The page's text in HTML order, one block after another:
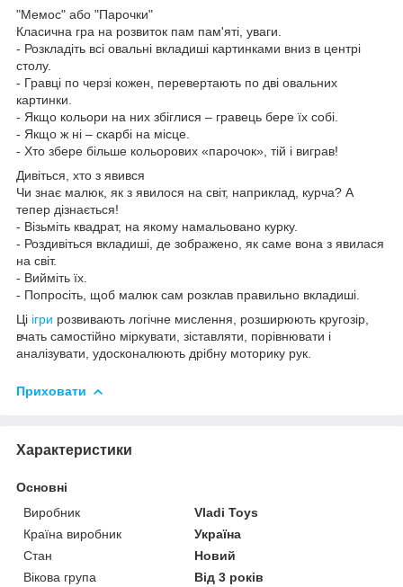
"Мемос" або "Парочки"
Класична гра на розвиток пам пам'яті, уваги.
- Розкладіть всі овальні вкладиші картинками вниз в центрі
столу.
- Гравці по черзі кожен, перевертають по дві овальних
картинки.
- Якщо кольори на них збіглися – гравець бере їх собі.
- Якщо ж ні – скарбі на місце.
- Хто збере більше кольорових «парочок», тій і виграв!
Дивіться, хто з явився
Чи знає малюк, як з явилося на світ, наприклад, курча? А
тепер дізнається!
- Візьміть квадрат, на якому намальовано курку.
- Роздивіться вкладиші, де зображено, як саме вона з явилася
на світ.
- Вийміть їх.
- Попросіть, щоб малюк сам розклав правильно вкладиші.
Ці ігри розвивають логічне мислення, розширюють кругозір,
вчать самостійно міркувати, зіставляти, порівнювати і
аналізувати, удосконалюють дрібну моторику рук.
Приховати
Характеристики
Основні
Виробник
Vladi Toys
Країна виробник
Україна
Стан
Новий
Вікова група
Від 3 років